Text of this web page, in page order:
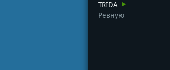
TRIDA
Ревную